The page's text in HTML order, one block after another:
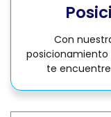
Con
posicionamiento
te